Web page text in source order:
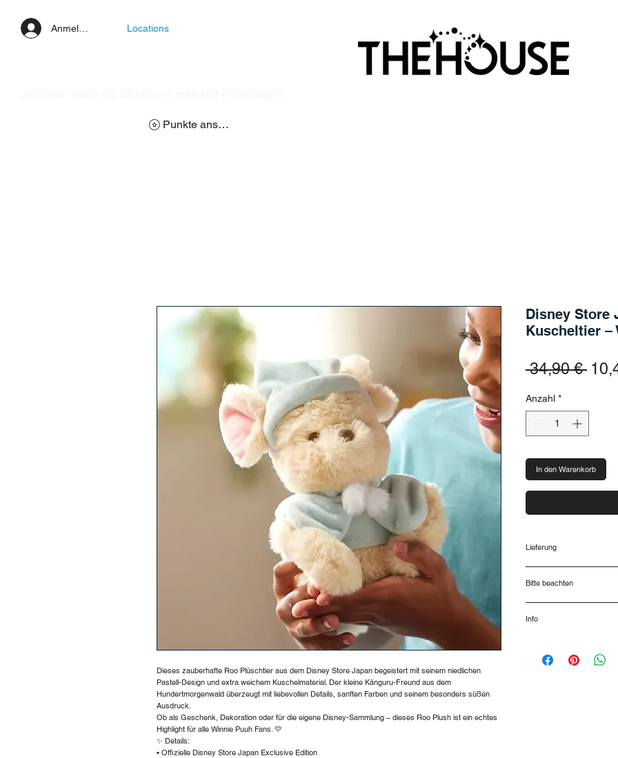
Anmelden Locations
Punkte ansehen
Dieses zauberhafte Roo Plüschtier aus dem Disney Store Japan begeistert mit seinem niedlichen
Pastell-Design und extra weichem Kuschelmaterial. Der kleine Känguru-Freund aus dem
Hundertmorgenwald überzeugt mit liebevollen Details, sanften Farben und seinem besonders süßen
Ausdruck.
Ob als Geschenk, Dekoration oder für die eigene Disney-Sammlung – dieses Roo Plush ist ein echtes
Highlight für alle Winnie Puuh Fans. 💛
✨ Details:
• Offizielle Disney Store Japan Exclusive Edition
Disney Store
Kuscheltier –
34,90 €
Anzahl *
In den Warenkorb
Lieferung
Lieferzeiten
Deine Bestellung
(Montag bis Freitag,
In Deutschland:
Bitte beachten
Info